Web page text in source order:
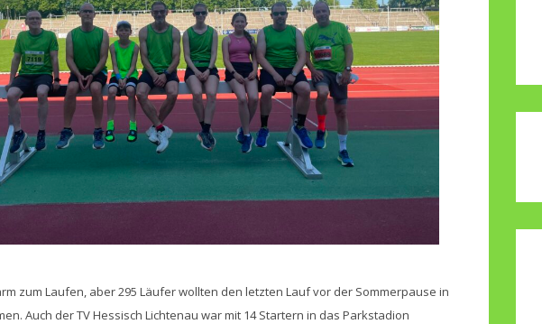
zum Laufen, aber 295 Läufer wollten den letzten Lauf vor der Sommerpause in
Auch der TV Hessisch Lichtenau war mit 14 Startern in das Parkstadion